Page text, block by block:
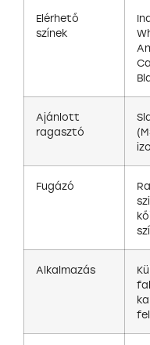
Elérhető
színek
Ajánlott
ragasztó
Fugázó
Alkalmazás